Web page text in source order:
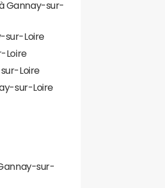
Gannay-sur-
sur-Loire
Loire
Loire
sur-Loire
sur-